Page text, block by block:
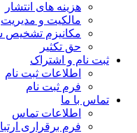
هزینه های انتشار
مالکیت و مدیریت
ﻣﮑﺎﻧﯿﺰم ﺗﺸﺨﯿﺺ ﺳﺮﻗﺖ
حق تکثیر
نام و اشتراک
اطلاعات ثبت نام
فرم ثبت نام
با ما
اطلاعات تماس
فرم برقراری ارتباط